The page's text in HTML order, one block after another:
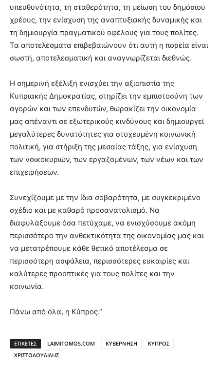
υπευθυνότητα, τη σταθερότητα, τη μείωση του δημόσιου
χρέους, την ενίσχυση της αναπτυξιακής δυναμικής και
τη δημιουργία πραγματικού οφέλους για τους πολίτες.
Τα αποτελέσματα επιβεβαιώνουν ότι αυτή η πορεία είναι
σωστή, αποτελεσματική και αναγνωρίζεται διεθνώς.
Η σημερινή εξέλιξη ενισχύει την αξιοπιστία της
Κυπριακής Δημοκρατίας, στηρίζει την εμπιστοσύνη των
αγορών και των επενδυτών, θωρακίζει την οικονομία
μας απέναντι σε εξωτερικούς κινδύνους και δημιουργεί
μεγαλύτερες δυνατότητες για στοχευμένη κοινωνική
πολιτική, για στήριξη της μεσαίας τάξης, για ενίσχυση
των νοικοκυριών, των εργαζομένων, των νέων και των
επιχειρήσεων.
Συνεχίζουμε με την ίδια σοβαρότητα, με συγκεκριμένο
σχέδιο και με καθαρό προσανατολισμό. Να
διαφυλάξουμε όσα πετύχαμε, να ενισχύσουμε ακόμη
περισσότερο την ανθεκτικότητα της οικονομίας μας και
να μετατρέπουμε κάθε θετικό αποτέλεσμα σε
περισσότερη ασφάλεια, περισσότερες ευκαιρίες και
καλύτερες προοπτικές για τους πολίτες και την
κοινωνία.
Πάνω από όλα, η Κύπρος.”
ΕΤΙΚΕΤΕΣ LAIMITOMOS.COM ΚΥΒΕΡΝΗΣΗ
ΚΥΠΡΟΣ
ΧΡΙΣΤΟΔΟΥΛΙΔΗΣ